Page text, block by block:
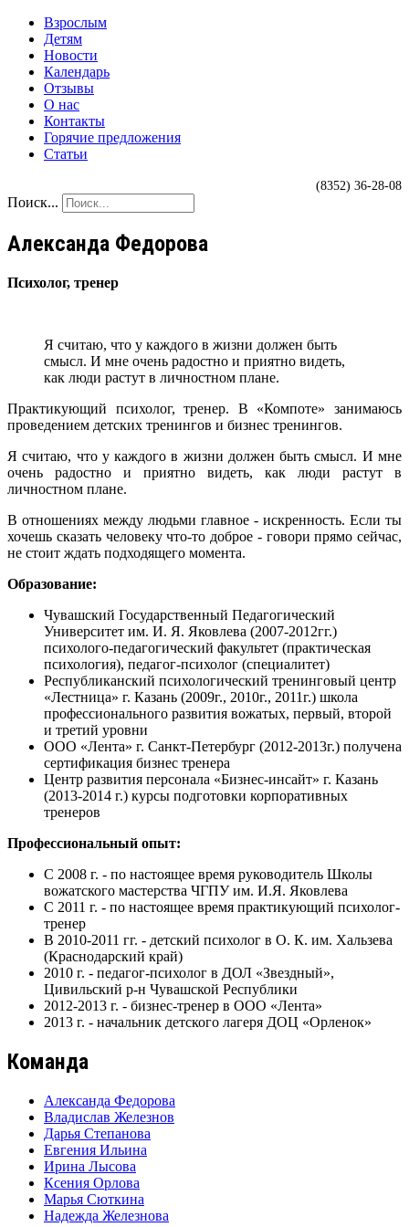
Взрослым
Детям
Новости
Календарь
Отзывы
О нас
Контакты
Горячие предложения
Статьи
(8352) 36-28-08
Поиск...
Александа Федорова
Психолог, тренер
Я считаю, что у каждого в жизни должен быть
смысл. И мне очень радостно и приятно видеть,
как люди растут в личностном плане.
Практикующий психолог, тренер. В «Компоте» занимаюсь
проведением детских тренингов и бизнес тренингов.
Я считаю, что у каждого в жизни должен быть смысл. И мне
очень радостно и приятно видеть, как люди растут в
личностном плане.
В отношениях между людьми главное - искренность. Если ты
хочешь сказать человеку что-то доброе - говори прямо сейчас,
не стоит ждать подходящего момента.
Образование:
Чувашский Государственный Педагогический
Университет им. И. Я. Яковлева (2007-2012гг.)
психолого-педагогический факультет (практическая
психология), педагог-психолог (специалитет)
Республиканский психологический тренинговый центр
«Лестница» г. Казань (2009г., 2010г., 2011г.) школа
профессионального развития вожатых, первый, второй
и третий уровни
ООО «Лента» г. Санкт-Петербург (2012-2013г.) получена
сертификация бизнес тренера
Центр развития персонала «Бизнес-инсайт» г. Казань
(2013-2014 г.) курсы подготовки корпоративных
тренеров
Профессиональный опыт:
С 2008 г. - по настоящее время руководитель Школы
вожатского мастерства ЧГПУ им. И.Я. Яковлева
С 2011 г. - по настоящее время практикующий психолог-
тренер
В 2010-2011 гг. - детский психолог в О. К. им. Хальзева
(Краснодарский край)
2010 г. - педагог-психолог в ДОЛ «Звездный»,
Цивильский р-н Чувашской Республики
2012-2013 г. - бизнес-тренер в ООО «Лента»
2013 г. - начальник детского лагеря ДОЦ «Орленок»
Команда
Александа Федорова
Владислав Железнов
Дарья Степанова
Евгения Ильина
Ирина Лысова
Ксения Орлова
Марья Сюткина
Надежда Железнова